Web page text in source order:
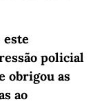
este
policial
obrigou as
ao